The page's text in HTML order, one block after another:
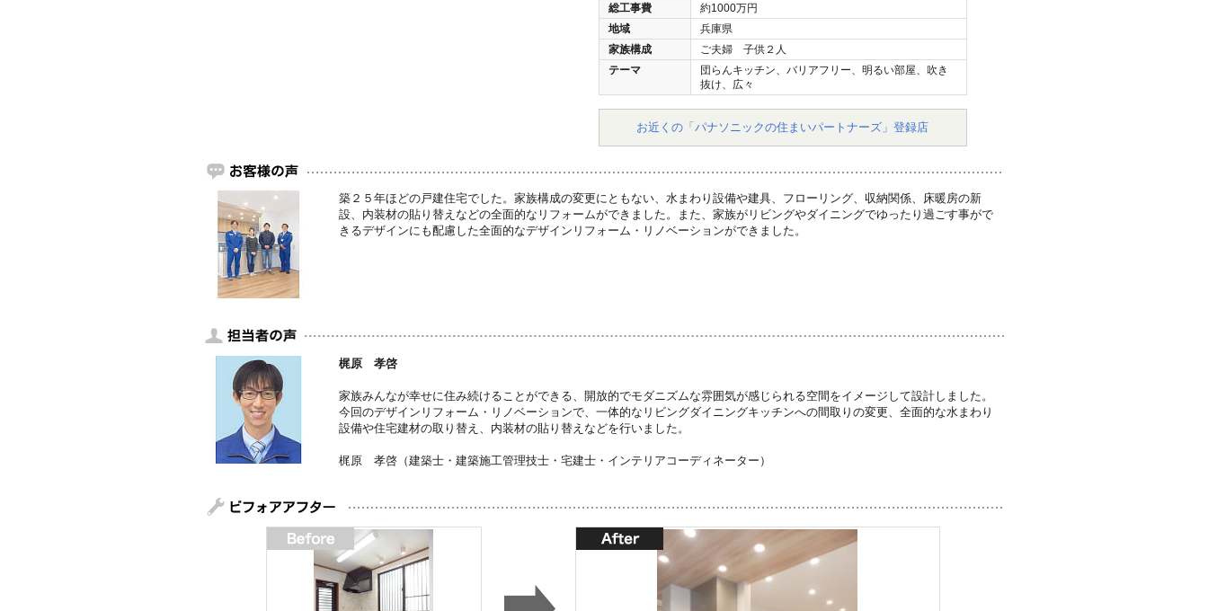
総工事費
約1000万円
地域
兵庫県
家族構成
ご夫婦 子供２人
テーマ
団らんキッチン、バリアフリー、明るい部屋、吹き
抜け、広々
お近くの「パナソニックの住まいパートナーズ」登録店
築２５年ほどの戸建住宅でした。家族構成の変更にともない、水まわり設備や建具、フローリング、収納関係、床暖房の新
設、内装材の貼り替えなどの全面的なリフォームができました。また、家族がリビングやダイニングでゆったり過ごす事がで
きるデザインにも配慮した全面的なデザインリフォーム・リノベーションができました。
梶原 孝啓
家族みんなが幸せに住み続けることができる、開放的でモダニズムな雰囲気が感じられる空間をイメージして設計しました。
今回のデザインリフォーム・リノベーションで、一体的なリビングダイニングキッチンへの間取りの変更、全面的な水まわり
設備や住宅建材の取り替え、内装材の貼り替えなどを行いました。
梶原 孝啓（建築士・建築施工管理技士・宅建士・インテリアコーディネーター）